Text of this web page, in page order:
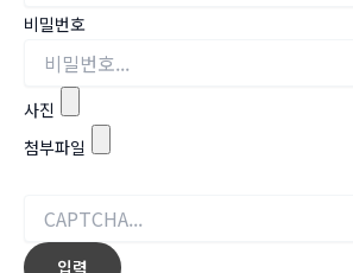
비밀번호
사진
첨부파일